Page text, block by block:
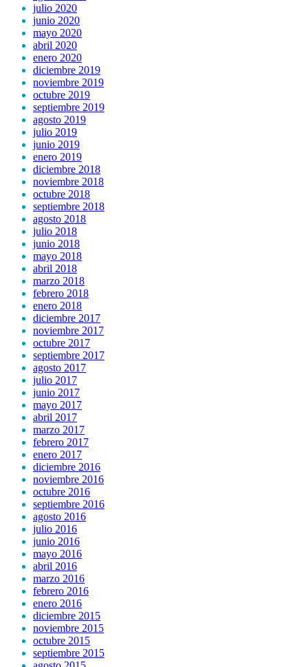
julio 2020
junio 2020
mayo 2020
abril 2020
enero 2020
diciembre 2019
noviembre 2019
octubre 2019
septiembre 2019
agosto 2019
julio 2019
junio 2019
enero 2019
diciembre 2018
noviembre 2018
octubre 2018
septiembre 2018
agosto 2018
julio 2018
junio 2018
mayo 2018
abril 2018
marzo 2018
febrero 2018
enero 2018
diciembre 2017
noviembre 2017
octubre 2017
septiembre 2017
agosto 2017
julio 2017
junio 2017
mayo 2017
abril 2017
marzo 2017
febrero 2017
enero 2017
diciembre 2016
noviembre 2016
octubre 2016
septiembre 2016
agosto 2016
julio 2016
junio 2016
mayo 2016
abril 2016
marzo 2016
febrero 2016
enero 2016
diciembre 2015
noviembre 2015
octubre 2015
septiembre 2015